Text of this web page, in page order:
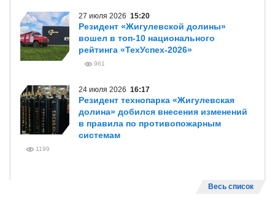
27 июля 2026 15:20
Резидент «Жигулевской долины»
вошел в топ-10 национального
рейтинга «ТехУспех-2026»
961
24 июля 2026 16:17
Резидент технопарка «Жигулевская
долина» добился внесения изменений
в правила по противопожарным
системам
1199
Весь список